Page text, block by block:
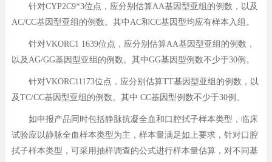
针对CYP2C9*3位点，应分别估算AA基因型亚组的例数，以及
AC/CC基因型亚组的例数。其中AC和CC基因型均应有样本入组。
针对VKORC1 1639位点，应分别估算AA基因型亚组的例数，
以及AG/GG基因型亚组的例数。其中GG基因型例数不少于30例。
针对VKORC11173位点，应分别估算TT基因型亚组的例数，以
及TC/CC基因型亚组的例数。其中 CC基因型例数不少于30例。
如申报产品同时包括静脉抗凝全血和口腔拭子样本类型，临床
试验应以静脉全血样本类型为主，样本量满足如上要求，针对口腔
拭子样本类型，可采用抽样调查的公式进行样本量估算，对不同基